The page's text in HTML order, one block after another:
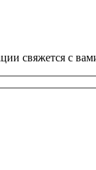
свяжется с